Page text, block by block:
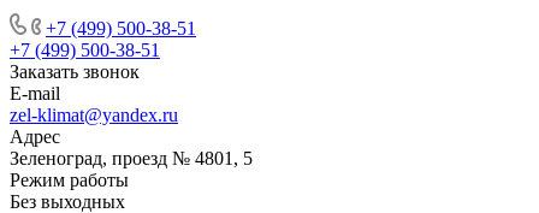
+7 (499) 500-38-51
+7 (499) 500-38-51
Заказать звонок
E-mail
zel-klimat@yandex.ru
Адрес
Зеленоград, проезд № 4801, 5
Режим работы
Без выходных